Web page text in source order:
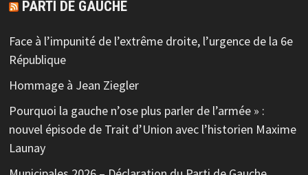
PARTI DE GAUCHE
Face à l’impunité de l’extrême droite, l’urgence de la 6e
République
Hommage à Jean Ziegler
Pourquoi la gauche n’ose plus parler de l’armée » :
nouvel épisode de Trait d’Union avec l’historien Maxime
Launay